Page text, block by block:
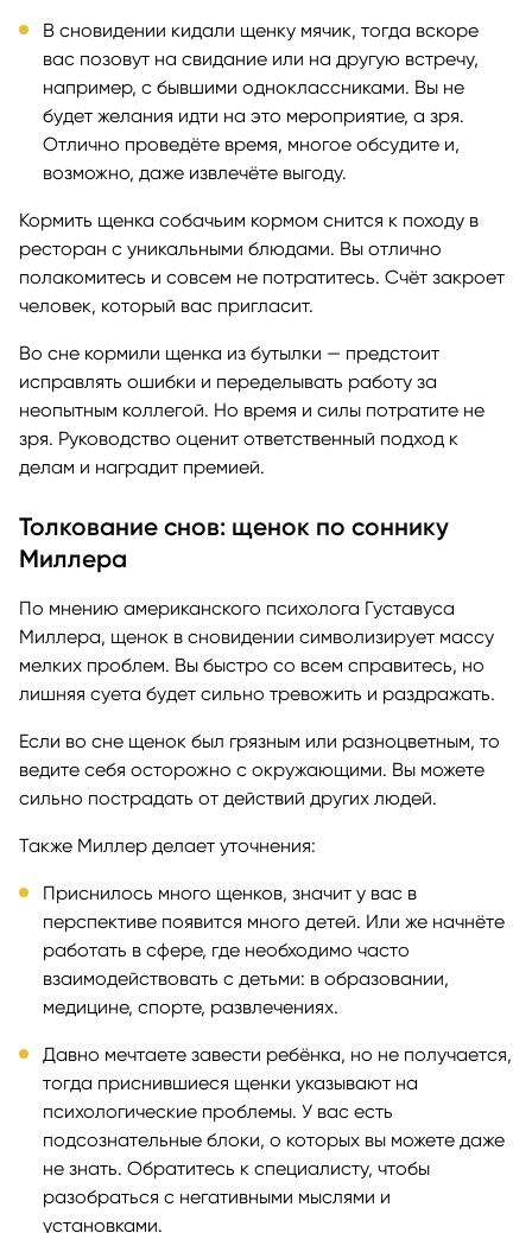
В сновидении кидали щенку мячик, тогда вскоре
вас позовут на свидание или на другую встречу,
например, с бывшими одноклассниками. Вы не
будет желания идти на это мероприятие, а зря.
Отлично проведёте время, многое обсудите и,
возможно, даже извлечёте выгоду.
Кормить щенка собачьим кормом снится к походу в
ресторан с уникальными блюдами. Вы отлично
полакомитесь и совсем не потратитесь. Счёт закроет
человек, который вас пригласит.
Во сне кормили щенка из бутылки — предстоит
исправлять ошибки и переделывать работу за
неопытным коллегой. Но время и силы потратите не
зря. Руководство оценит ответственный подход к
делам и наградит премией.
Толкование снов: щенок по соннику
Миллера
По мнению американского психолога Густавуса
Миллера, щенок в сновидении символизирует массу
мелких проблем. Вы быстро со всем справитесь, но
лишняя суета будет сильно тревожить и раздражать.
Если во сне щенок был грязным или разноцветным, то
ведите себя осторожно с окружающими. Вы можете
сильно пострадать от действий других людей.
Также Миллер делает уточнения:
Приснилось много щенков, значит у вас в
перспективе появится много детей. Или же начнёте
работать в сфере, где необходимо часто
взаимодействовать с детьми: в образовании,
медицине, спорте, развлечениях.
Давно мечтаете завести ребёнка, но не получается,
тогда приснившиеся щенки указывают на
психологические проблемы. У вас есть
подсознательные блоки, о которых вы можете даже
не знать. Обратитесь к специалисту, чтобы
разобраться с негативными мыслями и
установками.